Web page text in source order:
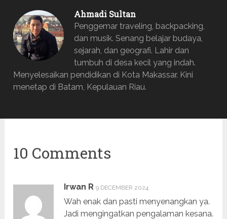
Ahmadi Sultan
Penggemar traveling, backpacking,
dan musik. Senang belajar budaya,
sejarah, dan geografi. Lahir dan
tumbuh di desa kecil yang indah.
Menyelesaikan pendidikan di Kota Makassar. Kini
menetap di Batam, Kepulauan Riau.
10 Comments
Irwan R 9 DECEMBER 2024
Wah enak dan pasti menyenangkan ya.
Jadi mengingatkan pengalaman kesana.